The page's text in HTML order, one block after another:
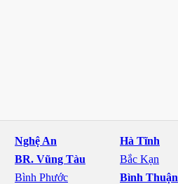
Nghệ An Hà Tĩnh
BR. Vũng Tàu
Bắc Kạn
Bình Phước
Bình Thuận